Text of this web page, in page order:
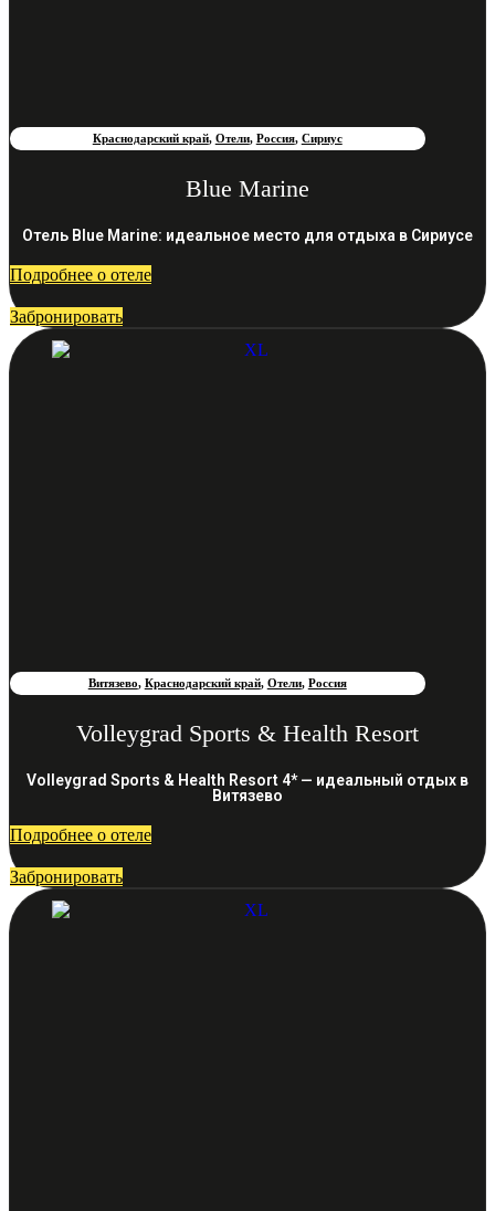
Краснодарский край, Отели, Россия, Сириус
Blue Marine
Отель Blue Marine: идеальное место для отдыха в Сириусе
Подробнее о отеле
Забронировать
Витязево, Краснодарский край, Отели, Россия
Volleygrad Sports & Health Resort
Volleygrad Sports & Health Resort 4* — идеальный отдых в
Витязево
Подробнее о отеле
Забронировать